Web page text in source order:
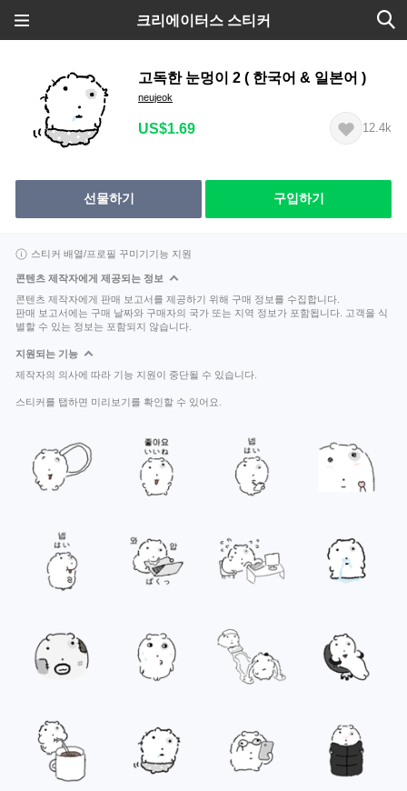
크리에이터스 스티커
고독한 눈멍이 2 ( 한국어 & 일본어 )
neujeok
US$1.69 12.4k
선물하기 구입하기
스티커 배열/프로필 꾸미기기능 지원
콘텐츠 제작자에게 제공되는 정보
콘텐츠 제작자에게 판매 보고서를 제공하기 위해 구매 정보를 수집합니다.
판매 보고서에는 구매 날짜와 구매자의 국가 또는 지역 정보가 포함됩니다. 고객을 식
별할 수 있는 정보는 포함되지 않습니다.
지원되는 기능
제작자의 의사에 따라 기능 지원이 중단될 수 있습니다.
스티커를 탭하면 미리보기를 확인할 수 있어요.